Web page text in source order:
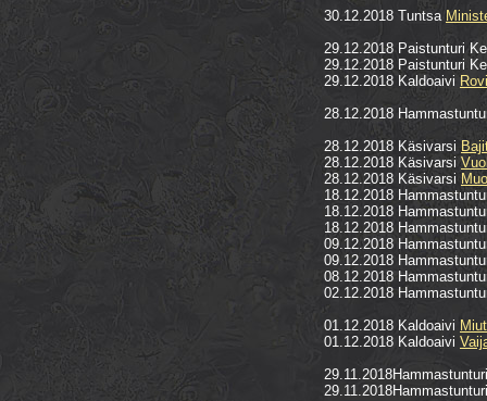
30.12.2018 Tuntsa
29.12.2018 Paistunturi
29.12.2018 Paistunturi
29.12.2018 Kaldoaivi
28.12.2018
28.12.2018 Käsivarsi
28.12.2018 Käsivarsi
28.12.2018 Käsivarsi
18.12.2018
18.12.2018
18.12.2018
09.12.2018
09.12.2018
08.12.2018
02.12.2018
01.12.2018 Kaldoaivi
01.12.2018 Kaldoaivi